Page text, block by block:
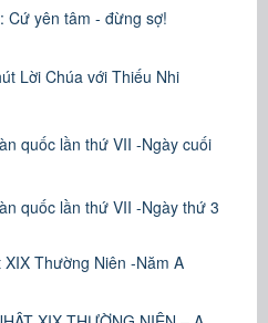
Cứ yên tâm - đừng sợ!
Lời Chúa với Thiếu Nhi
quốc lần thứ VII -Ngày cuối
quốc lần thứ VII -Ngày thứ 3
Thường Niên -Năm A